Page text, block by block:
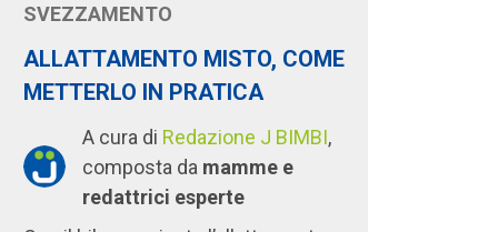
SVEZZAMENTO
ALLATTAMENTO MISTO, COME
METTERLO IN PRATICA
A cura di Redazione J BIMBI,
composta da mamme e
redattrici esperte